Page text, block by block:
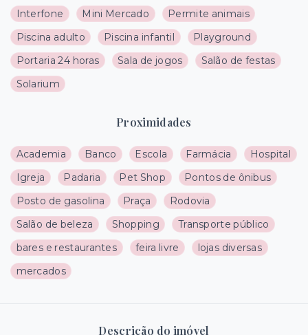
Interfone
Mini Mercado
Permite animais
Piscina adulto
Piscina infantil
Playground
Portaria 24 horas
Sala de jogos
Salão de festas
Solarium
Proximidades
Academia Banco Escola Farmácia
Hospital
Igreja
Padaria Pet Shop
Pontos de ônibus
Posto de gasolina
Praça
Rodovia
Salão de beleza
Shopping
Transporte público
bares e restaurantes
feira livre
lojas diversas
mercados
Descrição do imóvel